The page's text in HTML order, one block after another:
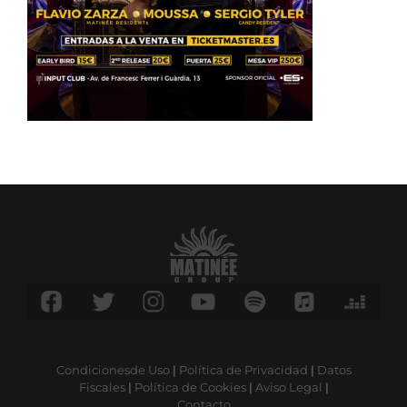
Condicionesde Uso| Política de Privacidad | Datos
Fiscales| Política de Cookies| Aviso Legal |